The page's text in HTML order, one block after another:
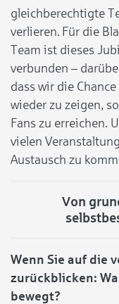
gleichberechtigte
verlieren. Für die
Team ist dieses
verbunden –
dass wir die
wieder zu zeigen,
Fans zu erreichen.
vielen
Austausch zu
Von
Wenn Sie auf die
zurückblicken:
bewegt?